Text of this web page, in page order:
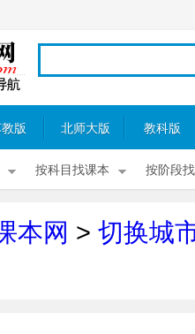
版 北师大版 教科版
按科目找课本 按阶段
本网 > 切换城